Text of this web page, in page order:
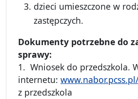
dzieci umieszczone w
zastępczych.
Dokumenty potrzebne do
sprawy:
1. Wniosek do przedszkola.
internetu:
z przedszkola